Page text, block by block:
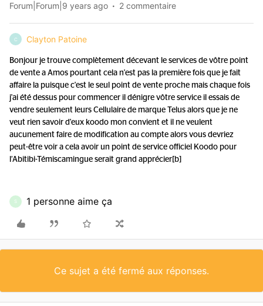
Forum|Forum|9 years ago 2 commentaire
C Clayton Patoine
Bonjour je trouve complètement décevant le services de vôtre point
de vente a Amos pourtant cela n'est pas la première fois que je fait
affaire la puisque c'est le seul point de vente proche mais chaque fois
j'ai été dessus pour commencer il dénigre vôtre service il essais de
vendre seulement leurs Cellulaire de marque Telus alors que je ne
veut rien savoir d'eux koodo mon convient et il ne veulent
aucunement faire de modification au compte alors vous devriez
peut-être voir a cela avoir un point de service officiel Koodo pour
l’Abitibi-Témiscamingue serait grand apprécier[b]
S 1 personne aime ça
Ce sujet a été fermé aux réponses.